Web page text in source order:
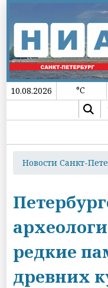
10.08.2026 °C
Новости Санкт-
редкие
древних